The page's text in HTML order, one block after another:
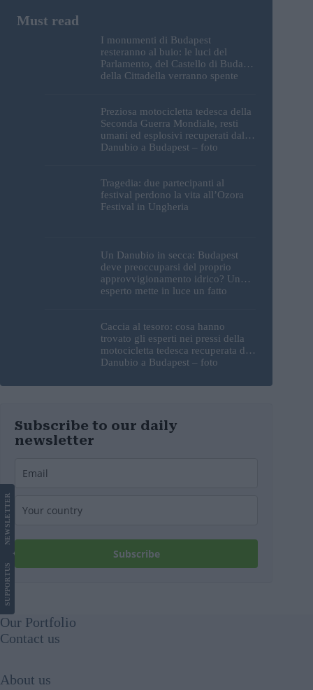
I monumenti di Budapest
resteranno al buio: le luci del
Parlamento, del Castello di Buda e
della Cittadella verranno spente
Preziosa motocicletta tedesca della
Seconda Guerra Mondiale, resti
umani ed esplosivi recuperati dal
Danubio a Budapest – foto
Tragedia: due partecipanti al
festival perdono la vita all’Ozora
Festival in Ungheria
Un Danubio in secca: Budapest
deve preoccuparsi del proprio
approvvigionamento idrico? Un
esperto mette in luce un fatto
Caccia al tesoro: cosa hanno
trovato gli esperti nei pressi della
motocicletta tedesca recuperata dal
Danubio a Budapest – foto
Subscribe to our daily
newsletter
Subscribe
SUPPORT
US
NEWS
LETTER
Our Portfolio
Contact us
About us